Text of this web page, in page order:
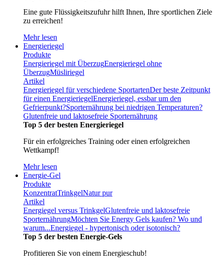
Eine gute Flüssigkeitszufuhr hilft Ihnen, Ihre sportlichen Ziele
zu erreichen!
Mehr lesen
Energieriegel
Produkte
Energieriegel mit ÜberzugEnergieriegel ohne
ÜberzugMüsliriegel
Artikel
Energieriegel für verschiedene SportartenDer beste Zeitpunkt
für einen EnergieriegelEnergieriegel, essbar um den
Gefrierpunkt?Sporternährung bei niedrigen Temperaturen?
Glutenfreie und laktosefreie Sporternährung
Top 5 der besten Energieriegel
Für ein erfolgreiches Training oder einen erfolgreichen
Wettkampf!
Mehr lesen
Energie-Gel
Produkte
KonzentratTrinkgelNatur pur
Artikel
Energiegel versus TrinkgelGlutenfreie und laktosefreie
SporternährungMöchten Sie Energy Gels kaufen? Wo und
warum...Energiegel - hypertonisch oder isotonisch?
Top 5 der besten Energie-Gels
Profitieren Sie von einem Energieschub!